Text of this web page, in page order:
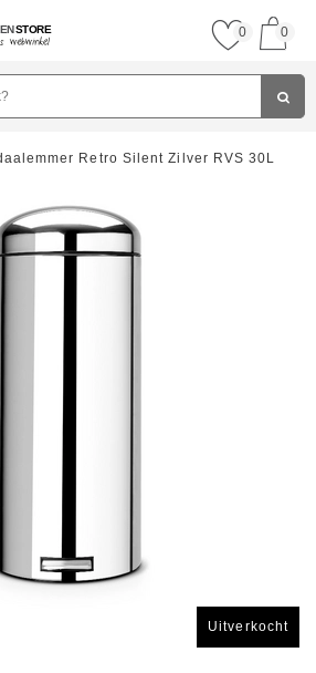
STORE 0 0
Retro Silent Zilver RVS 30L
Uitverkocht